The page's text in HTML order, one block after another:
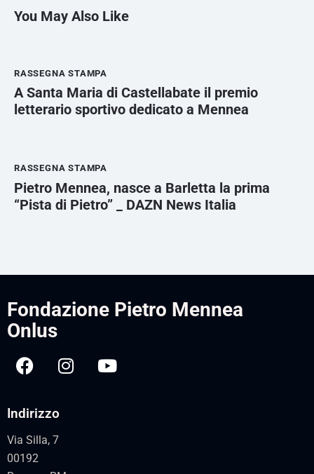
You May Also Like
RASSEGNA STAMPA
A Santa Maria di Castellabate il premio
letterario sportivo dedicato a Mennea
RASSEGNA STAMPA
Pietro Mennea, nasce a Barletta la prima
“Pista di Pietro” _ DAZN News Italia
Fondazione Pietro Mennea
Onlus
Indirizzo
Via Silla, 7
00192